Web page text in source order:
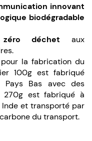
innovant
biodégradable
zéro déchet aux
la fabrication du
100g est fabriqué
Bas avec des
270g est fabriqué à
Inde et transporté par
du transport.